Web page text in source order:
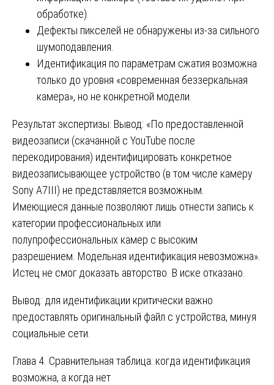
обработке).
Дефекты пикселей не обнаружены из-за сильного
шумоподавления.
Идентификация по параметрам сжатия возможна
только до уровня «современная беззеркальная
камера», но не конкретной модели.
Результат экспертизы: Вывод: «По предоставленной
видеозаписи (скачанной с YouTube после
перекодирования) идентифицировать конкретное
видеозаписывающее устройство (в том числе камеру
Sony A7III) не представляется возможным.
Имеющиеся данные позволяют лишь отнести запись к
категории профессиональных или
полупрофессиональных камер с высоким
разрешением. Модельная идентификация невозможна».
Истец не смог доказать авторство. В иске отказано.
Вывод: для идентификации критически важно
предоставлять оригинальный файл с устройства, минуя
социальные сети.
Глава 4. Сравнительная таблица: когда идентификация
возможна, а когда нет